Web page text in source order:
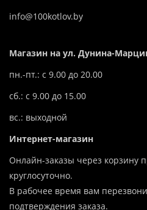
info@100kotlov.by
Магазин на ул. Дунина-
пн.-пт.: с 9.00 до 20.00
сб.: с 9.00 до 15.00
вс.: выходной
Интернет-магазин
Онлайн-заказы через корзину
круглосуточно.
В рабочее время вам
подтверждения заказа.